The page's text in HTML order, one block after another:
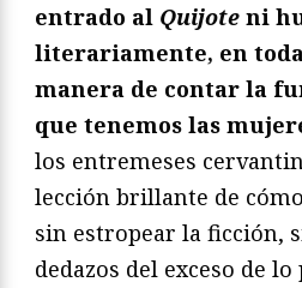
entrado al Quijote ni
literariamente, en
manera de contar la
que tenemos las
los entremeses
lección brillante de
sin estropear la ficción,
dedazos del exceso de